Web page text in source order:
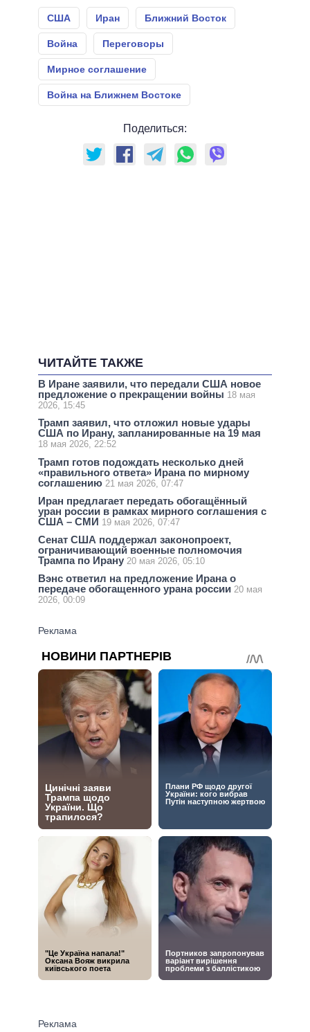
США Иран Ближний Восток
Война Переговоры
Мирное соглашение
Война на Ближнем Востоке
Поделиться:
ЧИТАЙТЕ ТАКЖЕ
В Иране заявили, что передали США новое
предложение о прекращении войны 18 мая
2026, 15:45
Трамп заявил, что отложил новые удары
США по Ирану, запланированные на 19 мая
18 мая 2026, 22:52
Трамп готов подождать несколько дней
«правильного ответа» Ирана по мирному
соглашению 21 мая 2026, 07:47
Иран предлагает передать обогащённый
уран россии в рамках мирного соглашения с
США – СМИ 19 мая 2026, 07:47
Сенат США поддержал законопроект,
ограничивающий военные полномочия
Трампа по Ирану 20 мая 2026, 05:10
Вэнс ответил на предложение Ирана о
передаче обогащенного урана россии 20 мая
2026, 00:09